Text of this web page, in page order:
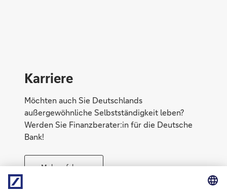
Direktabschluss möglich
Karriere
Möchten auch Sie Deutschlands
außergewöhnliche Selbstständigkeit leben?
Werden Sie Finanzberater:in für die Deutsche
Bank!
Mehr erfahren